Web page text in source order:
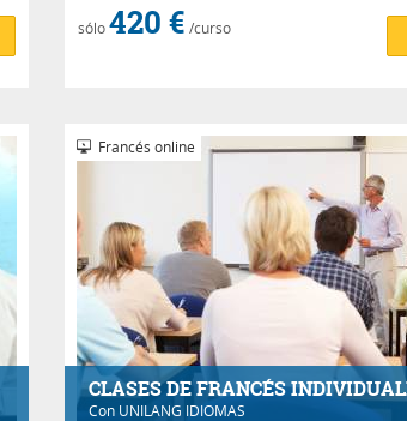
sólo420 € /curso
CLASES DE FRANCÉS
Con UNILANG IDIOMAS
Francés online